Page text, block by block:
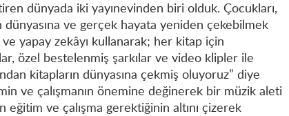
dünyada iki yayınevinden biri olduk. Çocukları,
dünyasına ve gerçek hayata yeniden çekebilmek
yapay zekâyı kullanarak; her kitap için
özel bestelenmiş şarkılar ve video klipler ile
kitapların dünyasına çekmiş oluyoruz” diye
ve çalışmanın önemine değinerek bir müzik aleti
eğitim ve çalışma gerektiğinin altını çizerek